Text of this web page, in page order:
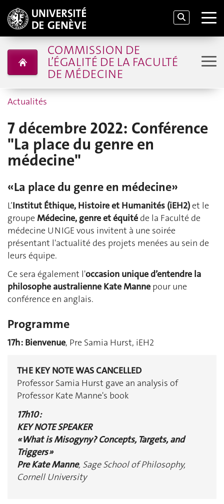
COMMISSION DE
L’ÉGALITÉ DE LA FACULTÉ
DE MÉDECINE
Actualités
7 décembre 2022: Conférence
"La place du genre en
médecine"
«La place du genre en médecine»
L’Institut Éthique, Histoire et Humanités (iEH2)et le
groupeMédecine, genre et équité de la Faculté de
médecine UNIGE vous invitent à une soirée
présentant l'actualité des projets menées au sein de
leurs équipe.
Ce sera également l'occasion unique d’entendre la
philosophe australienne Kate Manne pour une
conférence en anglais.
Programme
17h : Bienvenue, Pre Samia Hurst, iEH2
THE KEY NOTE WAS CANCELLED
Professor Samia Hurst gave an analysis of
Professor Kate Manne's book
17h10 :
KEY NOTE SPEAKER
« What is Misogyny? Concepts, Targets, and
Triggers »
Pre Kate Manne, Sage School of Philosophy,
Cornell University